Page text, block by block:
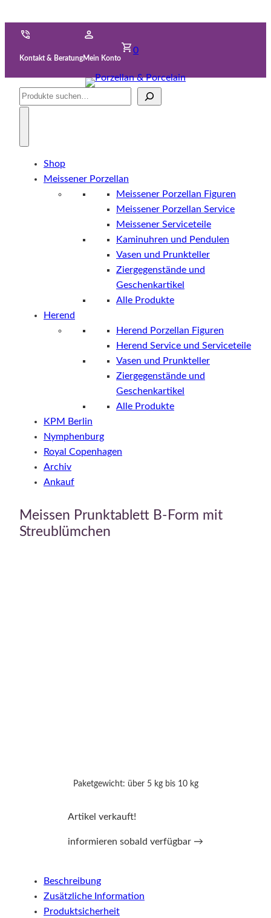
Kontakt & BeratungMein Konto
0
Suche
Shop
Meissener Porzellan
Meissener Porzellan Figuren
Meissener Porzellan Service
Meissener Serviceteile
Kaminuhren und Pendulen
Vasen und Prunkteller
Ziergegenstände und
Geschenkartikel
Alle Produkte
Herend
Herend Porzellan Figuren
Herend Service und Serviceteile
Vasen und Prunkteller
Ziergegenstände und
Geschenkartikel
Alle Produkte
KPM Berlin
Nymphenburg
Royal Copenhagen
Archiv
Ankauf
Meissen Prunktablett B-Form mit
Streublümchen
Paketgewicht: über 5 kg bis 10 kg
Artikel verkauft!
informieren sobald verfügbar →
Beschreibung
Zusätzliche Information
Produktsicherheit